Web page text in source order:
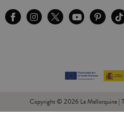
Copyright © 2026 La Mallorquina |